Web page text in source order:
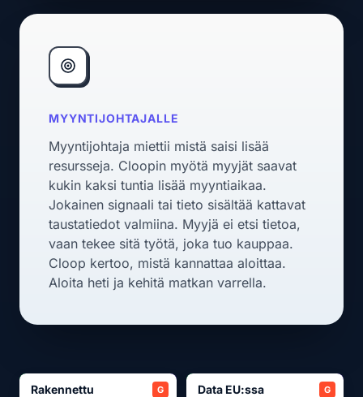
MYYNTIJOHTAJALLE
Myyntijohtaja miettii mistä saisi lisää
resursseja. Cloopin myötä myyjät saavat
kukin kaksi tuntia lisää myyntiaikaa.
Jokainen signaali tai tieto sisältää kattavat
taustatiedot valmiina. Myyjä ei etsi tietoa,
vaan tekee sitä työtä, joka tuo kauppaa.
Cloop kertoo, mistä kannattaa aloittaa.
Aloita heti ja kehitä matkan varrella.
Rakennettu Data EU:ssa